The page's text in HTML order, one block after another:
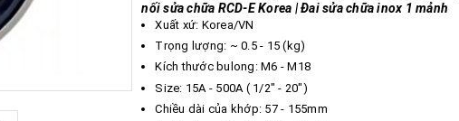
nối sửa chữa RCD-E Korea | Đai sửa chữa inox 1 mảnh
Xuất xứ: Korea/VN
Trọng lượng: ~ 0.5 - 15 (kg)
Kích thước bulong: M6 - M18
Size: 15A - 500A ( 1/2" - 20")
Chiều dài của khớp: 57 - 155mm